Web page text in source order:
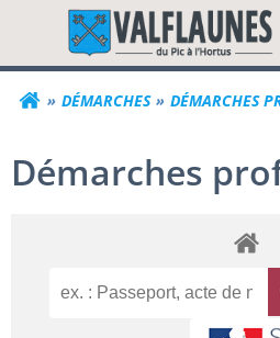
contenu
DÉMARCHES DÉMARCHES
Démarches